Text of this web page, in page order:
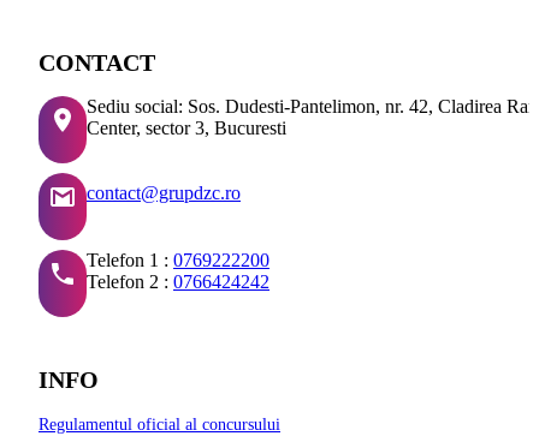
CONTACT
Sediu social: Sos. Dudesti-Pantelimon, nr. 42, Cladirea
Center, sector 3, Bucuresti
contact@grupdzc.ro
Telefon 1 : 0769222200
Telefon 2 : 0766424242
INFO
Regulamentul oficial al concursului